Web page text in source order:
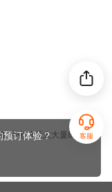
订体验？ 客服
号中粮亚太大厦801